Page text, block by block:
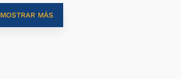
MOSTRAR MÁS